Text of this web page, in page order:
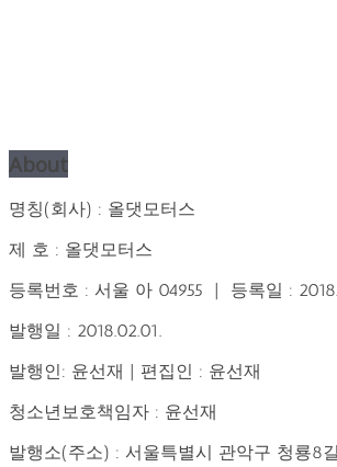
About
명칭(회사) : 올댓모터스
제 호 : 올댓모터스
등록번호 : 서울 아 04955 | 등록일 :
발행일 : 2018.02.01.
발행인: 윤선재 | 편집인 : 윤선재
청소년보호책임자 : 윤선재
발행소(주소) : 서울특별시 관악구 청룡8